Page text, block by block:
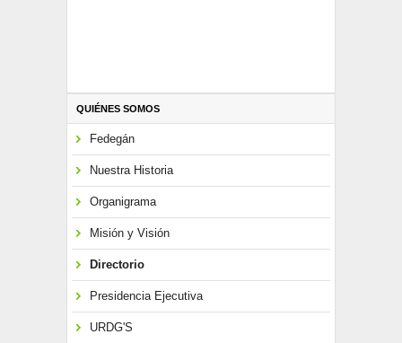
QUIÉNES SOMOS
Fedegán
Nuestra Historia
Organigrama
Misión y Visión
Directorio
Presidencia Ejecutiva
URDG'S